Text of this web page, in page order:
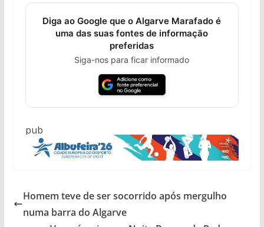
Diga ao Google que o Algarve Marafado é
uma das suas fontes de informação
preferidas
Siga-nos para ficar informado
pub
Homem teve de ser socorrido após mergulho
numa barra do Algarve